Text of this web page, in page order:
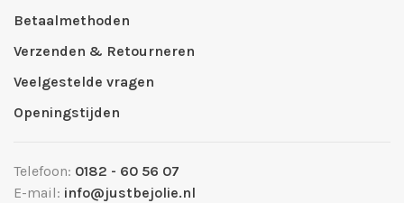
Betaalmethoden
Verzenden & Retourneren
Veelgestelde vragen
Openingstijden
Telefoon: 0182 - 60 56 07
E-mail: info@justbejolie.nl